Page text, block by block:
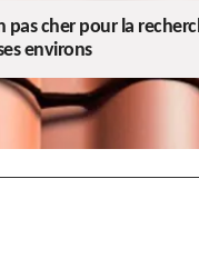
pas cher pour la
environs